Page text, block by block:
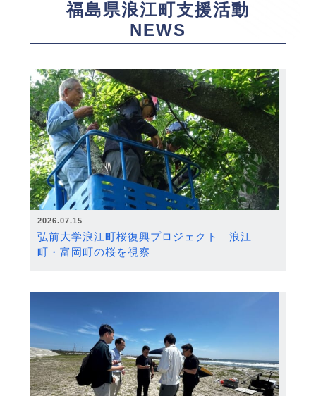
福島県浪江町支援活動
NEWS
2026.07.15
弘前大学浪江町桜復興プロジェクト 浪江
町・富岡町の桜を視察